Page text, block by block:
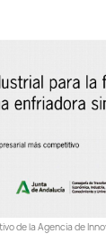
de la Agencia de